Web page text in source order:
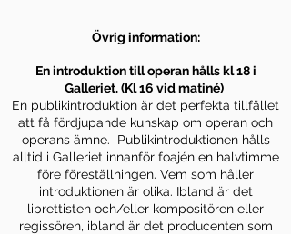
Övrig information:
En introduktion till operan hålls kl 18 i
Galleriet. (Kl 16 vid matiné)
En publikintroduktion är det perfekta tillfället
att få fördjupande kunskap om operan och
operans ämne. Publikintroduktionen hålls
alltid i Galleriet innanför foajén en halvtimme
före föreställningen. Vem som håller
introduktionen är olika. Ibland är det
librettisten och/eller kompositören eller
regissören, ibland är det producenten som